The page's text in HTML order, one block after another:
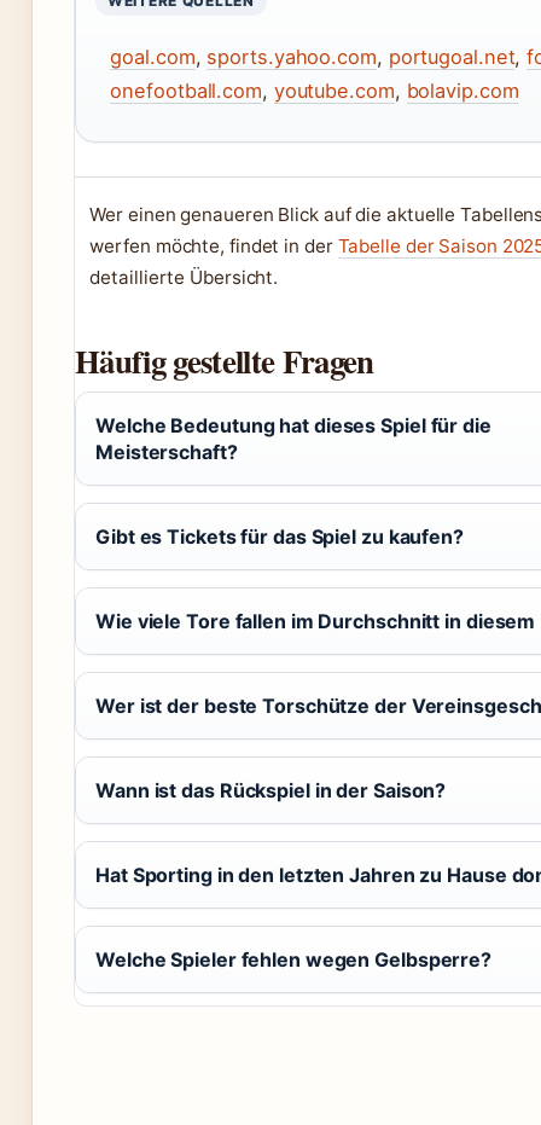
goal.com, sports.yahoo.com, portugoal.net,
onefootball.com, youtube.com, bolavip.com
Wer einen genaueren Blick auf die aktuelle
werfen möchte, findet in der Tabelle der Saison
detaillierte Übersicht.
Häufig gestellte Fragen
Welche Bedeutung hat dieses Spiel für die
Meisterschaft?
Gibt es Tickets für das Spiel zu kaufen?
Wie viele Tore fallen im Durchschnitt in diesem
Wer ist der beste Torschütze der
Wann ist das Rückspiel in der Saison?
Hat Sporting in den letzten Jahren zu Hause
Welche Spieler fehlen wegen Gelbsperre?